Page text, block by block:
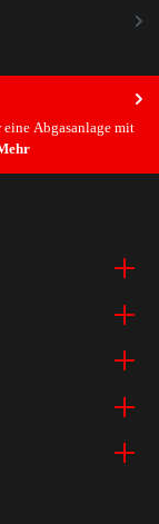
eine Abgasanlage mit